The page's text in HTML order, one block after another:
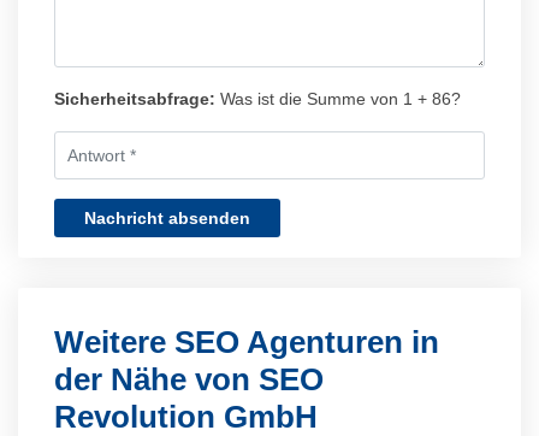
Sicherheitsabfrage: Was ist die Summe von 1 + 86?
Nachricht absenden
Weitere SEO Agenturen in
der Nähe von SEO
Revolution GmbH